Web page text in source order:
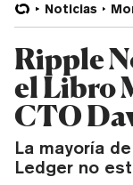
Noticias
Ripple
el Libro
CTO
La mayoría
Ledger no